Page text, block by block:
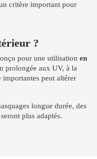
critère important pour
?
pour une utilisation en
prolongée aux UV, à la
peut altérer
longue durée, des
seront plus adaptés.